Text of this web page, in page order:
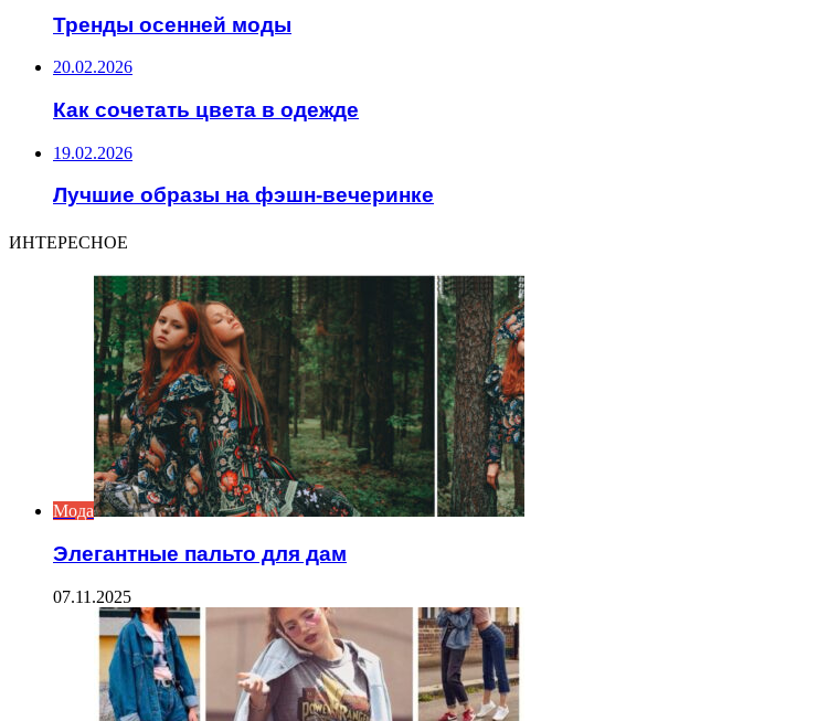
Тренды осенней моды
20.02.2026
Как сочетать цвета в одежде
19.02.2026
Лучшие образы на фэшн-вечеринке
ИНТЕРЕСНОЕ
Мода
Элегантные пальто для дам
07.11.2025